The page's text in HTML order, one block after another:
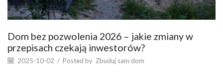
Dom bez pozwolenia 2026 – jakie zmiany w
przepisach czekają inwestorów?
2025-10-02 / Posted by Zbuduj sam dom